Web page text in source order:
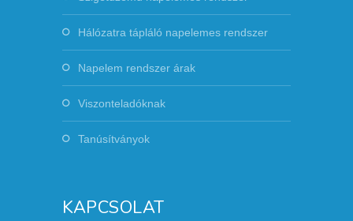
Hálózatra tápláló napelemes rendszer
Napelem rendszer árak
Viszonteladóknak
Tanúsítványok
KAPCSOLAT